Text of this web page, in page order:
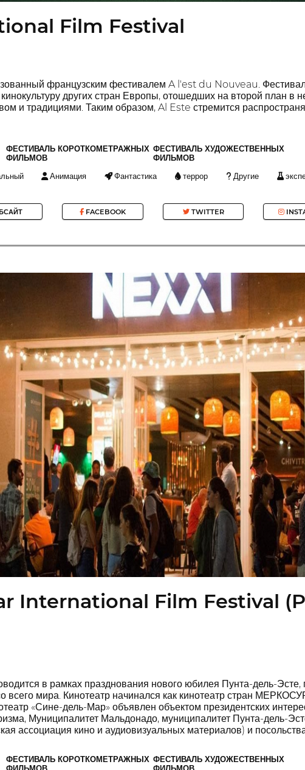
Film Festival
французским фестивалем A l'est du Nouveau.
других стран Европы, отошедших на второй план в
и традициями. Таким образом, Al Este стремится
ФЕСТИВАЛЬ КОРОТКОМЕТРАЖНЫХ
ФИЛЬМОВ
ФЕСТИВАЛЬ ХУДОЖЕСТВЕННЫХ
ФИЛЬМОВ
Анимация Фантастика террор Другие
FACEBOOK TWITTER
International Film Festival
в рамках празднования нового юбилея Пунта-дель-
мира. Кинотеатр начинался как кинотеатр стран
«Сине-дель-Мар» объявлен объектом президентских
Муниципалитет Мальдонадо, муниципалитет Пунта-дель-
ассоциация кино и аудиовизуальных материалов) и
ФЕСТИВАЛЬ КОРОТКОМЕТРАЖНЫХ ФЕСТИВАЛЬ ХУДОЖЕСТВЕННЫХ